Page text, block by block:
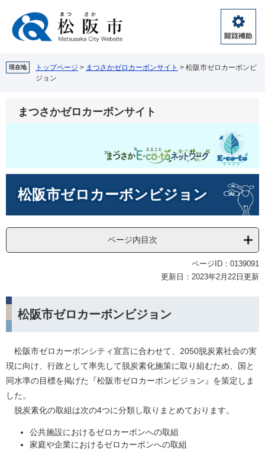
閲
覧
助
現在地 トップページ > まつさかゼロカーボンサイト > 松阪市ゼロカーボンビ
ジョン
まつさかゼロカーボンサイト
松阪市ゼロカーボンビジョン
ページ内目次
ページID：0139091
更新日：2023年2月22日更新
松阪市ゼロカーボンビジョン
松阪市ゼロカーボンシティ宣言に合わせて、2050脱炭素社会の実
現に向け、行政として率先して脱炭素化施策に取り組むため、国と
同水準の目標を掲げた『松阪市ゼロカーボンビジョン』を策定しま
した。
脱炭素化の取組は次の4つに分類し取りまとめております。
公共施設におけるゼロカーボンへの取組
家庭や企業におけるゼロカーボンへの取組